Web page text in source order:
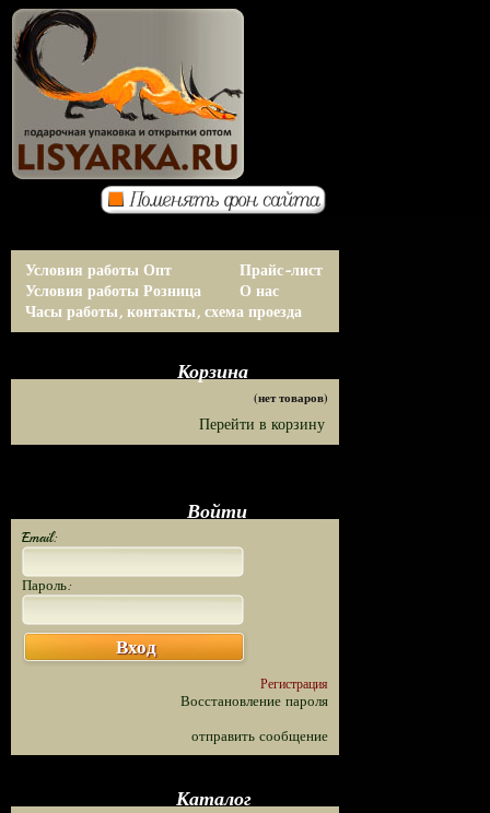
Условия работы Опт
Условия работы Розница
Прайс-лист
О нас
Часы работы, контакты, схема проезда
Корзина
(нет товаров)
Перейти в корзину
Войти
Email:
Пароль:
Вход
Регистрация
Восстановление пароля
отправить сообщение
Каталог